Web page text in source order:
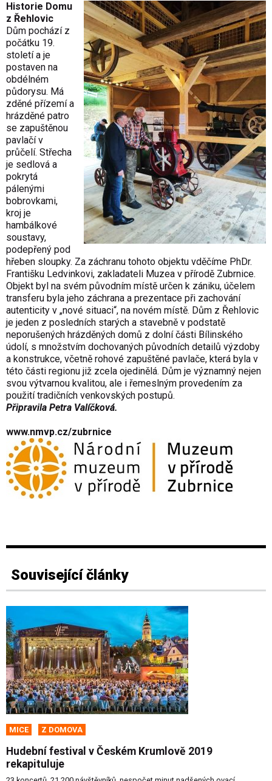
Historie Domu
z Řehlovic
Dům pochází z
počátku 19.
století a je
postaven na
obdélném
půdorysu. Má
zděné přízemí a
hrázděné patro
se zapuštěnou
pavlačí v
průčelí. Střecha
je sedlová a
pokrytá
pálenými
bobrovkami,
kroj je
hambálkové
soustavy,
podepřený pod
hřeben sloupky. Za záchranu tohoto objektu vděčíme PhDr.
Františku Ledvinkovi, zakladateli Muzea v přírodě Zubrnice.
Objekt byl na svém původním místě určen k zániku, účelem
transferu byla jeho záchrana a prezentace při zachování
autenticity v „nové situaci“, na novém místě. Dům z Řehlovic
je jeden z posledních starých a stavebně v podstatě
neporušených hrázděných domů z dolní části Bílinského
údolí, s množstvím dochovaných původních detailů výzdoby
a konstrukce, včetně rohové zapuštěné pavlače, která byla v
této části regionu již zcela ojedinělá. Dům je významný nejen
svou výtvarnou kvalitou, ale i řemeslným provedením za
použití tradičních venkovských postupů.
Připravila Petra Valíčková.
www.nmvp.cz/zubrnice
Související články
MICE Z DOMOVA
Hudební festival v Českém Krumlově 2019
rekapituluje